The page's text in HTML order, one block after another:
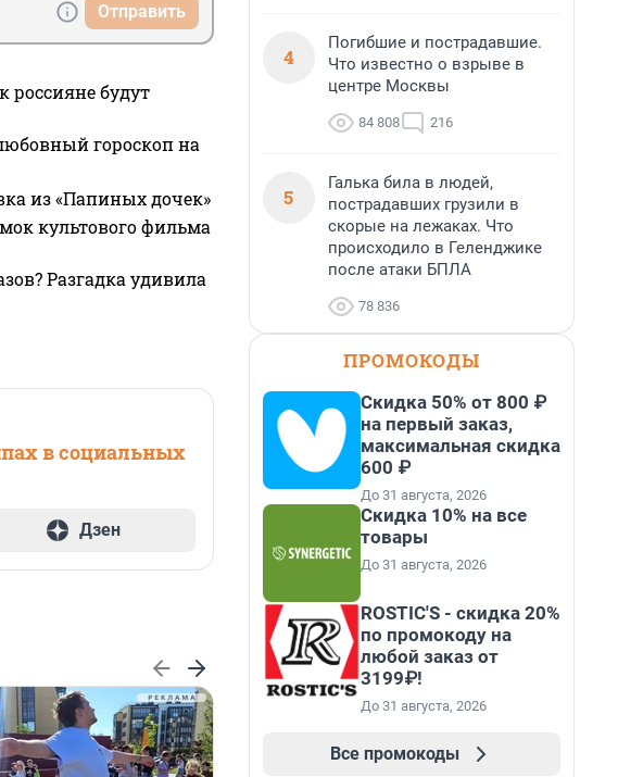
Отправить
россияне будут
гороскоп на
из «Папиных дочек»
культового фильма
Разгадка удивила
в социальных
Дзен
4
Погибшие и пострадавшие.
Что известно о взрыве в
центре Москвы
84 808 216
5
Галька била в людей,
пострадавших грузили в
скорые на лежаках. Что
происходило в Геленджике
после атаки БПЛА
78 836
ПРОМОКОДЫ
Скидка 50% от 800 ₽
на первый заказ,
максимальная скидка
600 ₽
До 31 августа, 2026
Скидка 10% на все
товары
До 31 августа, 2026
ROSTIC'S - скидка 20%
по промокоду на
любой заказ от
3199₽!
До 31 августа, 2026
Все промокоды